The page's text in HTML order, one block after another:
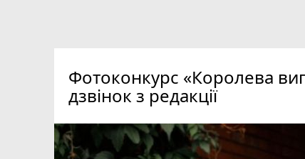
Фотоконкурс «Королева
дзвінок з редакції